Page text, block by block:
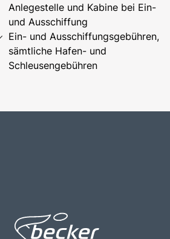
Anlegestelle und Kabine bei Ein-
und Ausschiffung
Ein- und Ausschiffungsgebühren,
sämtliche Hafen- und
Schleusengebühren